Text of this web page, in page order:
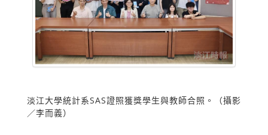
淡江大學統計系SAS證照獲獎學生與教師合照。（攝影
／李而義）